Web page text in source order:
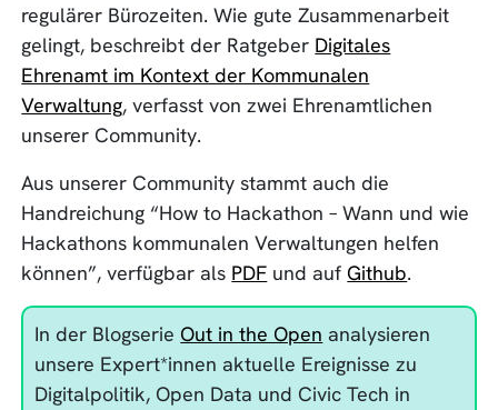
regulärer Bürozeiten. Wie gute Zusammenarbeit
gelingt, beschreibt der Ratgeber Digitales
Ehrenamt im Kontext der Kommunalen
Verwaltung, verfasst von zwei Ehrenamtlichen
unserer Community.
Aus unserer Community stammt auch die
Handreichung “How to Hackathon – Wann und wie
Hackathons kommunalen Verwaltungen helfen
können”, verfügbar als PDF und auf Github.
In der Blogserie Out in the Open analysieren
unsere Expert*innen aktuelle Ereignisse zu
Digitalpolitik, Open Data und Civic Tech in